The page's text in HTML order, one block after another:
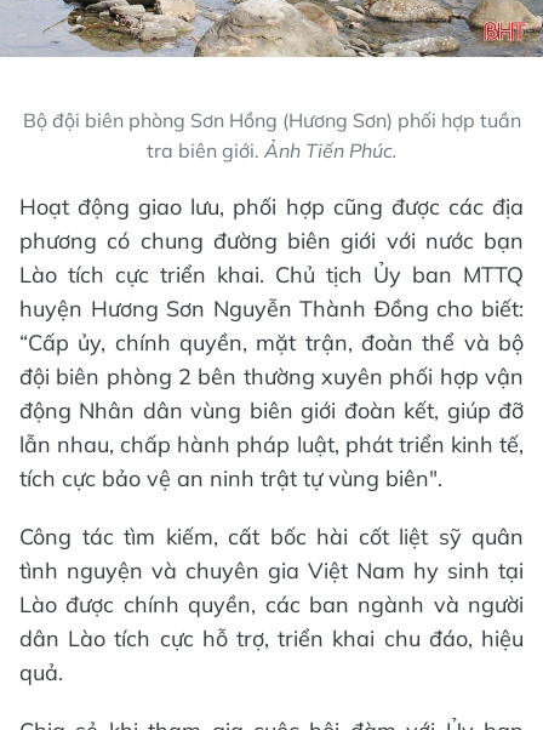
Bộ đội biên phòng Sơn Hồng (Hương Sơn) phối hợp tuần
tra biên giới. Ảnh Tiến Phúc.
Hoạt động giao lưu, phối hợp cũng được các địa
phương có chung đường biên giới với nước bạn
Lào tích cực triển khai. Chủ tịch Ủy ban MTTQ
huyện Hương Sơn Nguyễn Thành Đồng cho biết:
“Cấp ủy, chính quyền, mặt trận, đoàn thể và bộ
đội biên phòng 2 bên thường xuyên phối hợp vận
động Nhân dân vùng biên giới đoàn kết, giúp đỡ
lẫn nhau, chấp hành pháp luật, phát triển kinh tế,
tích cực bảo vệ an ninh trật tự vùng biên".
Công tác tìm kiếm, cất bốc hài cốt liệt sỹ quân
tình nguyện và chuyên gia Việt Nam hy sinh tại
Lào được chính quyền, các ban ngành và người
dân Lào tích cực hỗ trợ, triển khai chu đáo, hiệu
quả.